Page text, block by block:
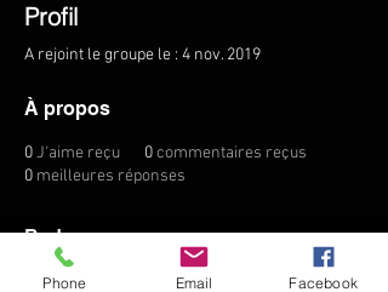
Profil
A rejoint le groupe le : 4 nov. 2019
À propos
0J'aime reçu 0commentaires reçus
0 meilleures réponses
Badges
Phone Email Facebook